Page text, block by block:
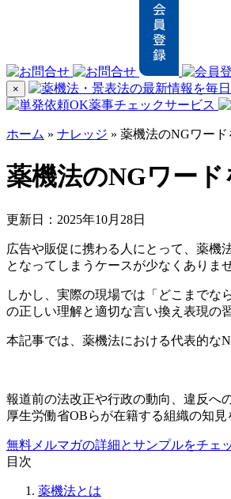
×
ホーム » ナレッジ » 薬機法のNGワー
薬機法のNGワー
更新日：2025年10月28日
広告や販促に携わる人にとって、薬機
となってしまうケースが少なくありませ
しかし、実際の現場では「どこまでな
の正しい理解と適切な言い換え表現の
本記事では、薬機法における代表的な
報道前の法改正や行政の動向、違反へ
厚生労働省OBらが在籍する組織の知
無料メルマガの詳細とサンプルをチェ
目次
薬機法とは